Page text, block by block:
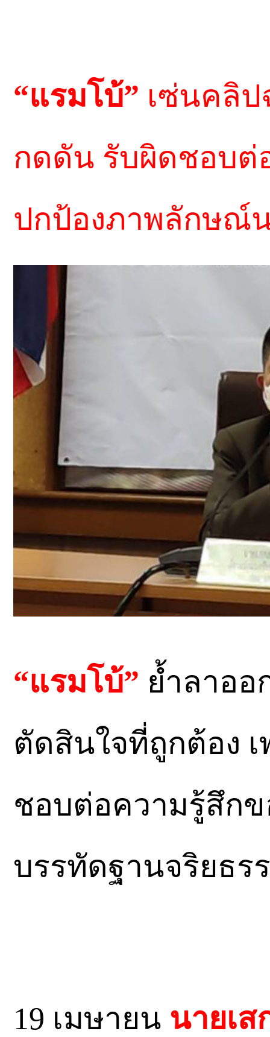
“แรมโบ้” เซ่นคลิ
กดดัน รับผิดชอบต่
ปกป้องภาพลักษณ์
“แรมโบ้” ย้ำลาออ
ตัดสินใจที่ถูกต้อง
ชอบต่อความรู้สึก
บรรทัดฐานจริยธร
19 เมษายน นายเส